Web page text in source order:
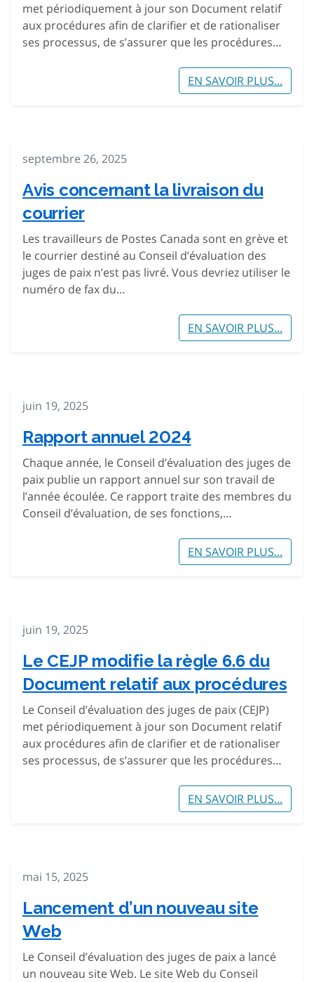
met périodiquement à jour son Document relatif
aux procédures afin de clarifier et de rationaliser
ses processus, de s’assurer que les procédures…
EN SAVOIR PLUS...
septembre 26, 2025
Avis concernant la livraison du
courrier
Les travailleurs de Postes Canada sont en grève et
le courrier destiné au Conseil d’évaluation des
juges de paix n’est pas livré. Vous devriez utiliser le
numéro de fax du…
EN SAVOIR PLUS...
juin 19, 2025
Rapport annuel 2024
Chaque année, le Conseil d’évaluation des juges de
paix publie un rapport annuel sur son travail de
l’année écoulée. Ce rapport traite des membres du
Conseil d’évaluation, de ses fonctions,…
EN SAVOIR PLUS...
juin 19, 2025
Le CEJP modifie la règle 6.6 du
Document relatif aux procédures
Le Conseil d’évaluation des juges de paix (CEJP)
met périodiquement à jour son Document relatif
aux procédures afin de clarifier et de rationaliser
ses processus, de s’assurer que les procédures…
EN SAVOIR PLUS...
mai 15, 2025
Lancement d’un nouveau site
Web
Le Conseil d’évaluation des juges de paix a lancé
un nouveau site Web. Le site Web du Conseil